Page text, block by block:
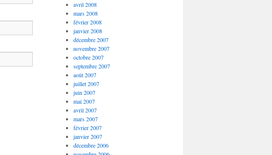
avril 2008
mars 2008
février 2008
janvier 2008
décembre 2007
novembre 2007
octobre 2007
septembre 2007
août 2007
juillet 2007
juin 2007
mai 2007
avril 2007
mars 2007
février 2007
janvier 2007
décembre 2006